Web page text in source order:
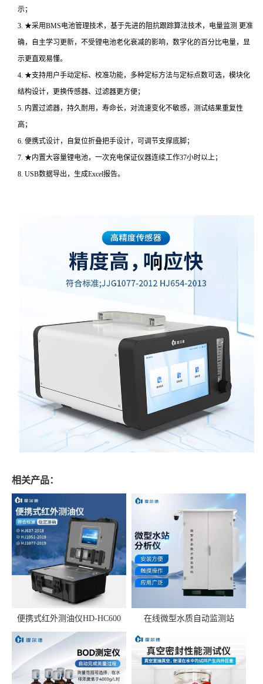
示；
3. ★采用BMS电池管理技术，基于先进的阻抗跟踪算法技术，电量监测 更准
确，自主学习更新，不受锂电池老化衰减的影响，数字化的百分比电量，显
示更直观易懂。
4. ★支持用户手动定标、校准功能，多种定标方法与定标点数可选，模块化
结构设计，更换传感器、过滤器更方便；
5. 内置过滤器，持久耐用，寿命长，对流速变化不敏感，测试结果重复性
高；
6. 便携式设计，自复位折叠把手设计，可调节支撑底脚；
7. ★内置大容量锂电池，一次充电保证仪器连续工作37小时以上；
8. USB数据导出，生成Excel报告。
相关产品：
便携式红外测油仪HD-HC600 在线微型水质自动监测站